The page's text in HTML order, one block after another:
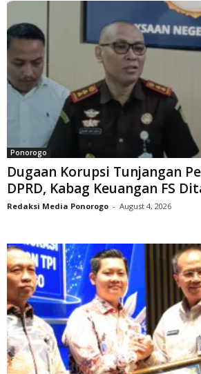
Ponorogo
Dugaan Korupsi Tunjangan
DPRD, Kabag Keuangan FS
Redaksi Media Ponorogo - August 4, 2026